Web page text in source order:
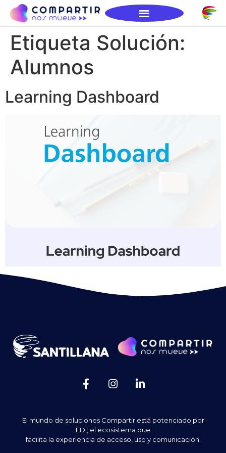
Etiqueta Solución:
Alumnos
Learning Dashboard
El mundo de soluciones Compartir está potenciado por
EDI, el ecosistema que
facilita la experiencia de acceso, uso y comunicación.